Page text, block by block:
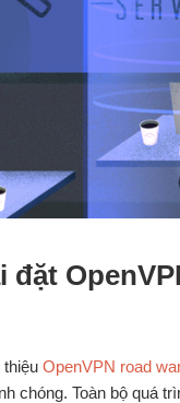
đặt
thiệu OpenVPN road
chóng. Toàn bộ quá